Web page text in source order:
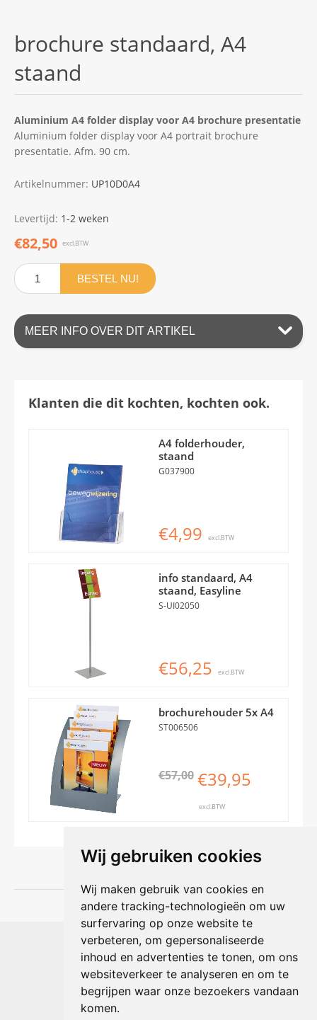
Wij gebruiken cookies
Wij maken gebruik van cookies en
andere tracking-technologieën om uw
surfervaring op onze website te
verbeteren, om gepersonaliseerde
inhoud en advertenties te tonen, om ons
websiteverkeer te analyseren en om te
begrijpen waar onze bezoekers vandaan
komen.
brochure standaard, A4
staand
Aluminium A4 folder display voor A4 brochure presentatie
Aluminium folder display voor A4 portrait brochure
presentatie. Afm. 90 cm.
Artikelnummer: UP10D0A4
Levertijd: 1-2 weken
€82,50 excl.BTW
BESTEL NU!
MEER INFO OVER DIT ARTIKEL
Klanten die dit kochten, kochten ook.
A4 folderhouder,
staand
G037900
€4,99 excl.BTW
info standaard, A4
staand, Easyline
S-UI02050
€56,25 excl.BTW
brochurehouder 5x A4
ST006506
€57,00 €39,95
excl.BTW
Shophouse online
Max Planckstraat 4
6716 BE Ede, Nederland
Telefoon:+31(0)318 618 121
E-mail: info@shophouse.nl
Geopend: ma t/m vr 09:00-17:00 uur